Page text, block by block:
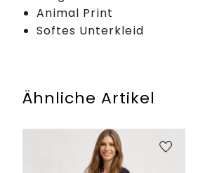
Animal Print
Softes Unterkleid
Ähnliche Artikel